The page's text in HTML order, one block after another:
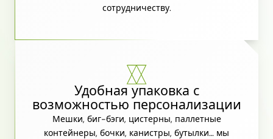
сотрудничеству.
Удобная упаковка с
возможностью персонализации
Мешки, биг-бэги, цистерны, паллетные
контейнеры, бочки, канистры, бутылки… мы